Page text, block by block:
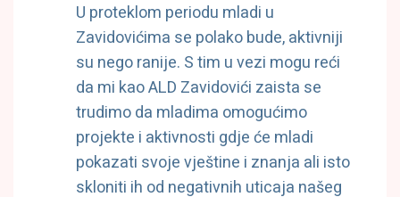
U proteklom periodu mladi u
Zavidovićima se polako bude, aktivniji
su nego ranije. S tim u vezi mogu reći
da mi kao ALD Zavidovići zaista se
trudimo da mladima omogućimo
projekte i aktivnosti gdje će mladi
pokazati svoje vještine i znanja ali isto
skloniti ih od negativnih uticaja našeg